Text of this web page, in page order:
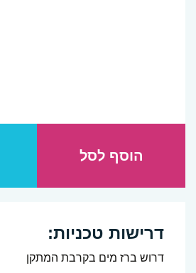
הוסף לסל
דרישות טכניות:
דרוש ברז מים בקרבת המתקן